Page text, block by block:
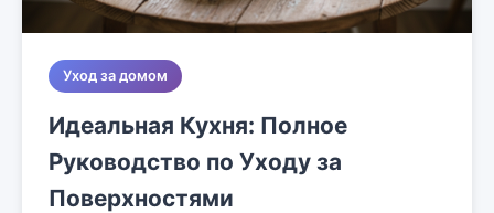
Уход за домом
Идеальная Кухня: Полное
Руководство по Уходу за
Поверхностями